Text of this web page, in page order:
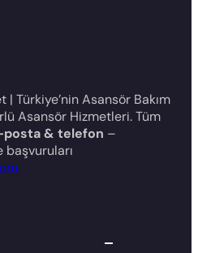
Türkiye’nin Asansör Bakım
Asansör Hizmetleri. Tüm
posta & telefon –